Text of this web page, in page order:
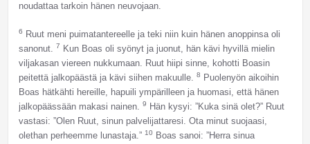
noudattaa tarkoin hänen neuvojaan.
6
Ruut meni puimatantereelle ja teki niin kuin hänen anoppinsa oli
sanonut. 7
Kun Boas oli syönyt ja juonut, hän kävi hyvillä mielin
viljakasan viereen nukkumaan. Ruut hiipi sinne, kohotti Boasin
peitettä jalkopäästä ja kävi siihen makuulle. 8
Puolenyön aikoihin
Boas hätkähti hereille, hapuili ympärilleen ja huomasi, että hänen
jalkopäässään makasi nainen. 9
Hän kysyi: ”Kuka sinä olet?” Ruut
vastasi: ”Olen Ruut, sinun palvelijattaresi. Ota minut suojaasi,
olethan perheemme lunastaja.” 10
Boas sanoi: ”Herra sinua